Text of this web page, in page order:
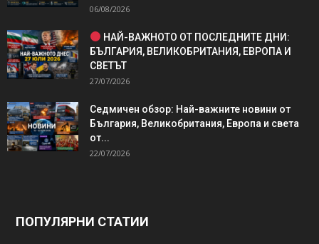
06/08/2026
НАЙ-ВАЖНОТО ОТ ПОСЛЕДНИТЕ ДНИ:
БЪЛГАРИЯ, ВЕЛИКОБРИТАНИЯ, ЕВРОПА И
СВЕТЪТ
27/07/2026
Седмичен обзор: Най-важните новини от
България, Великобритания, Европа и света
от...
22/07/2026
ПОПУЛЯРНИ СТАТИИ